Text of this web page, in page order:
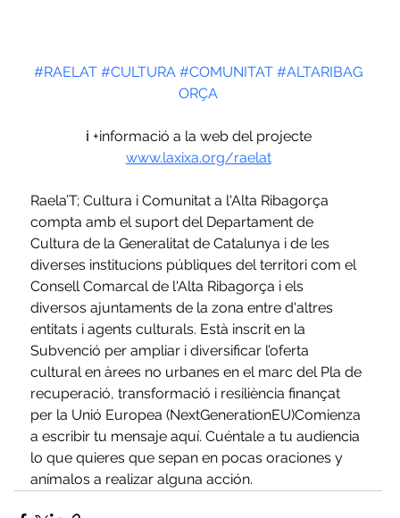
#RAELAT #CULTURA #COMUNITAT #ALTARIBAG
ORÇA
ℹ️ +informació a la web del projecte
www.laxixa.org/raelat
Raela’T; Cultura i Comunitat a l'Alta Ribagorça
compta amb el suport del Departament de
Cultura de la Generalitat de Catalunya i de les
diverses institucions públiques del territori com el
Consell Comarcal de l'Alta Ribagorça i els
diversos ajuntaments de la zona entre d'altres
entitats i agents culturals. Està inscrit en la
Subvenció per ampliar i diversificar l’oferta
cultural en àrees no urbanes en el marc del Pla de
recuperació, transformació i resiliència finançat
per la Unió Europea (NextGenerationEU)Comienza
a escribir tu mensaje aquí. Cuéntale a tu audiencia
lo que quieres que sepan en pocas oraciones y
anímalos a realizar alguna acción.